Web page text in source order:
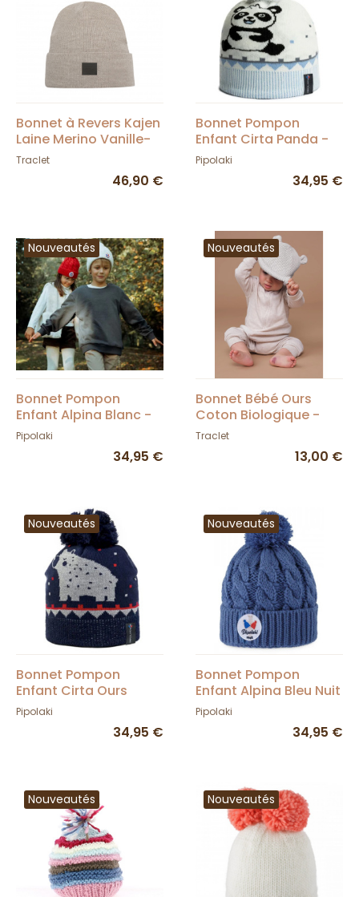
Bonnet à Revers Kajen
Laine Merino Vanille-
Super Yellow
Traclet
46,90 €
Bonnet Pompon
Enfant Cirta Panda -
Pipolaki
Pipolaki
34,95 €
Nouveautés
Bonnet Pompon
Enfant Alpina Blanc -
Pipolaki
Pipolaki
34,95 €
Nouveautés
Bonnet Bébé Ours
Coton Biologique -
Traclet
Traclet
13,00 €
Nouveautés
Bonnet Pompon
Enfant Cirta Ours
Marine - Pipolaki
Pipolaki
34,95 €
Nouveautés
Bonnet Pompon
Enfant Alpina Bleu Nuit
- Pipolaki
Pipolaki
34,95 €
Nouveautés Nouveautés